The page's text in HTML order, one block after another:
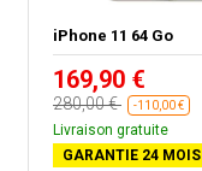
iPhone 11 64 Go
169,90 €
280,00 € -110,00 €
Livraison gratuite
GARANTIE 24 MOIS